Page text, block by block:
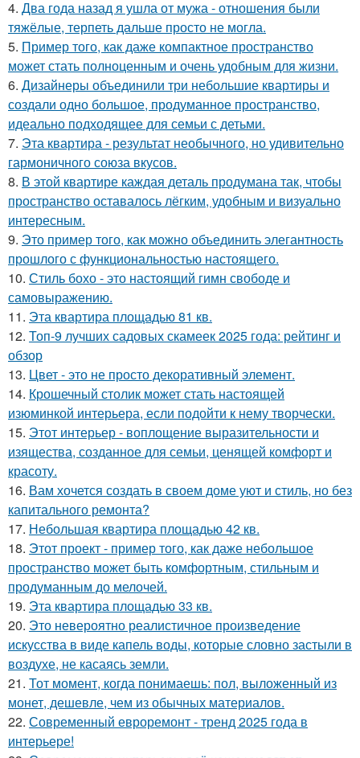
4. Два года назад я ушла от мужа - отношения были
тяжёлые, терпеть дальше просто не могла.
5. Пример того, как даже компактное пространство
может стать полноценным и очень удобным для жизни.
6. Дизайнеры объединили три небольшие квартиры и
создали одно большое, продуманное пространство,
идеально подходящее для семьи с детьми.
7. Эта квартира - результат необычного, но удивительно
гармоничного союза вкусов.
8. В этой квартире каждая деталь продумана так, чтобы
пространство оставалось лёгким, удобным и визуально
интересным.
9. Это пример того, как можно объединить элегантность
прошлого с функциональностью настоящего.
10. Стиль бохо - это настоящий гимн свободе и
самовыражению.
11. Эта квартира площадью 81 кв.
12. Топ-9 лучших садовых скамеек 2025 года: рейтинг и
обзор
13. Цвет - это не просто декоративный элемент.
14. Крошечный столик может стать настоящей
изюминкой интерьера, если подойти к нему творчески.
15. Этот интерьер - воплощение выразительности и
изящества, созданное для семьи, ценящей комфорт и
красоту.
16. Вам хочется создать в своем доме уют и стиль, но без
капитального ремонта?
17. Небольшая квартира площадью 42 кв.
18. Этот проект - пример того, как даже небольшое
пространство может быть комфортным, стильным и
продуманным до мелочей.
19. Эта квартира площадью 33 кв.
20. Это невероятно реалистичное произведение
искусства в виде капель воды, которые словно застыли в
воздухе, не касаясь земли.
21. Тот момент, когда понимаешь: пол, выложенный из
монет, дешевле, чем из обычных материалов.
22. Современный евроремонт - тренд 2025 года в
интерьере!